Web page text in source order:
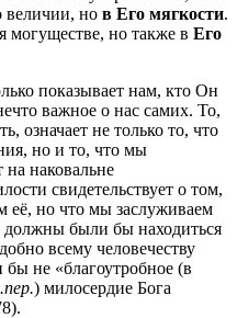
величии, но в Его мягкости.
но также в Его
показывает нам, кто Он
важное о нас самих. То,
означает не только то, что
но и то, что мы
наковальне
свидетельствует о том,
её, но что мы заслуживаем
были бы находиться
всему человечеству
не «благоутробное (в
) милосердие Бога